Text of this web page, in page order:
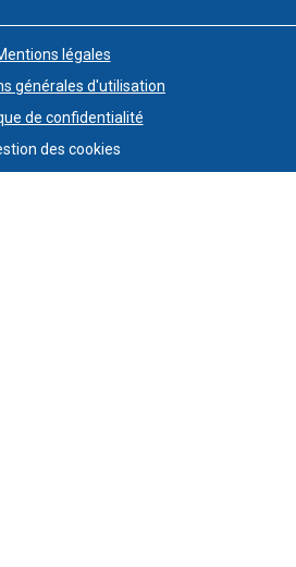
légales
générales d'utilisation
de confidentialité
des cookies